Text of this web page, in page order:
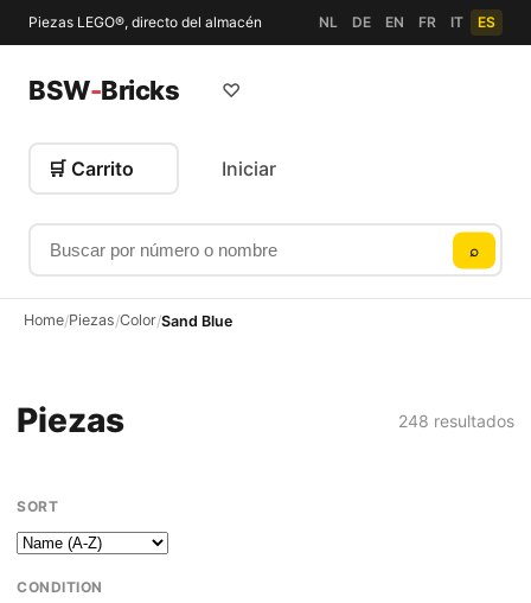
Piezas LEGO®, directo del almacén NL DE EN FR IT ES
BSW-Bricks
Buscar por número o nombre
⌕
♡
🛒 Carrito Iniciar
Home/Piezas/Color/Sand Blue
Piezas 248 resultados
SORT
CONDITION